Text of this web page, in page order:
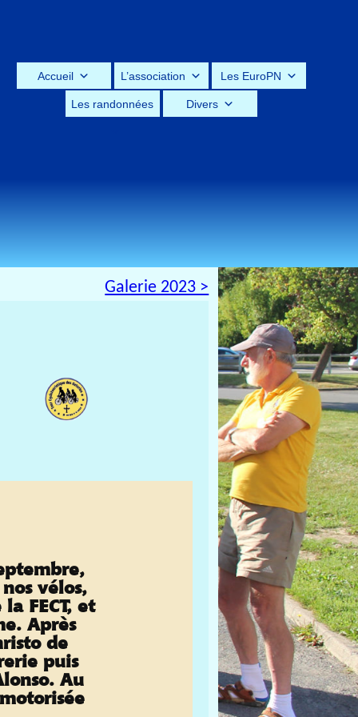
Accueil L’association Les EuroPN
Les randonnées Divers
Galerie 2023 >
vélos,
FECT, et
Après
de
puis
Au